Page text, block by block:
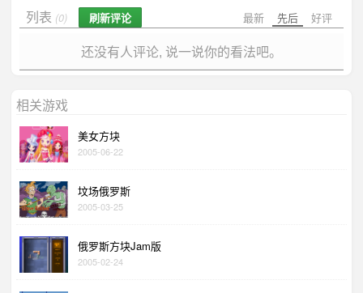
最新 先后 好评
列表 (0) 刷新评论
还没有人评论, 说一说你的看法吧。
相关游戏
美女方块
2005-06-22
坟场俄罗斯
2005-03-25
俄罗斯方块Jam版
2005-02-24